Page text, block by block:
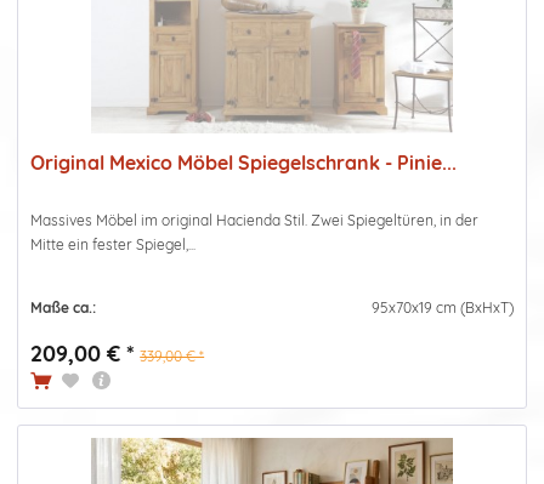
Original Mexico Möbel Spiegelschrank - Pinie...
Massives Möbel im original Hacienda Stil. Zwei Spiegeltüren, in der
Mitte ein fester Spiegel,...
Maße ca.: 95x70x19 cm (BxHxT)
209,00 € * 339,00 € *